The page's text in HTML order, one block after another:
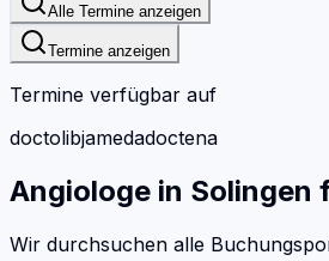
Alle Termine anzeigen
Termine anzeigen
Termine verfügbar auf
doctolibjamedadoctena
Angiologe in Solingen
Wir durchsuchen alle